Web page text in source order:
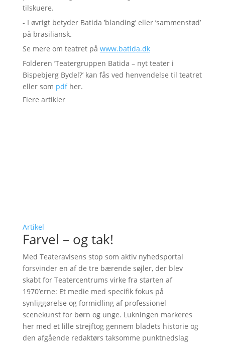
tilskuere.
- I øvrigt betyder Batida ’blanding’ eller ’sammenstød’
på brasiliansk.
Se mere om teatret på www.batida.dk
Folderen ’Teatergruppen Batida – nyt teater i
Bispebjerg Bydel?’ kan fås ved henvendelse til teatret
eller som pdf her.
Flere artikler
Artikel
Farvel – og tak!
Med Teateravisens stop som aktiv nyhedsportal
forsvinder en af de tre bærende søjler, der blev
skabt for Teatercentrums virke fra starten af
1970’erne: Et medie med specifik fokus på
synliggørelse og formidling af professionel
scenekunst for børn og unge. Lukningen markeres
her med et lille strejftog gennem bladets historie og
den afgående redaktørs taksomme punktnedslag